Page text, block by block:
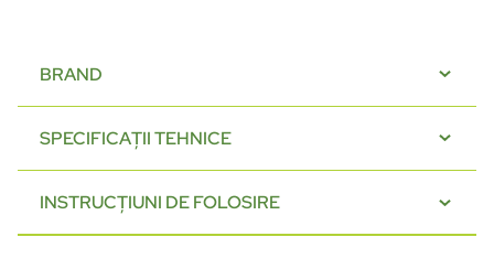
BRAND
SPECIFICAȚII TEHNICE
INSTRUCȚIUNI DE FOLOSIRE